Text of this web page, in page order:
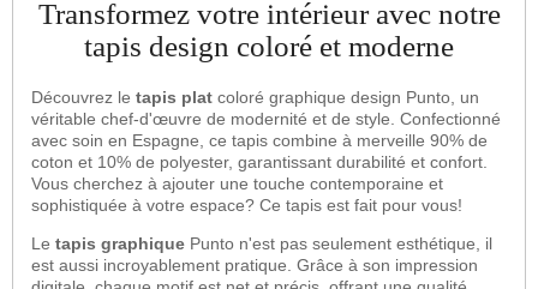
Transformez votre intérieur avec notre
tapis design coloré et moderne
Découvrez le tapis plat coloré graphique design Punto, un
véritable chef-d'œuvre de modernité et de style. Confectionné
avec soin en Espagne, ce tapis combine à merveille 90% de
coton et 10% de polyester, garantissant durabilité et confort.
Vous cherchez à ajouter une touche contemporaine et
sophistiquée à votre espace? Ce tapis est fait pour vous!
Le tapis graphique Punto n'est pas seulement esthétique, il
est aussi incroyablement pratique. Grâce à son impression